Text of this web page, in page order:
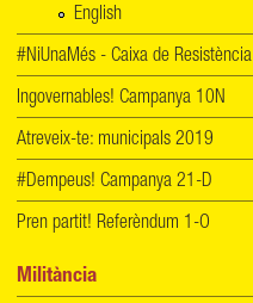
English
#NiUnaMés - Caixa de Resistència
Ingovernables! Campanya 10N
Atreveix-te: municipals 2019
#Dempeus! Campanya 21-D
Pren partit! Referèndum 1-O
Militància